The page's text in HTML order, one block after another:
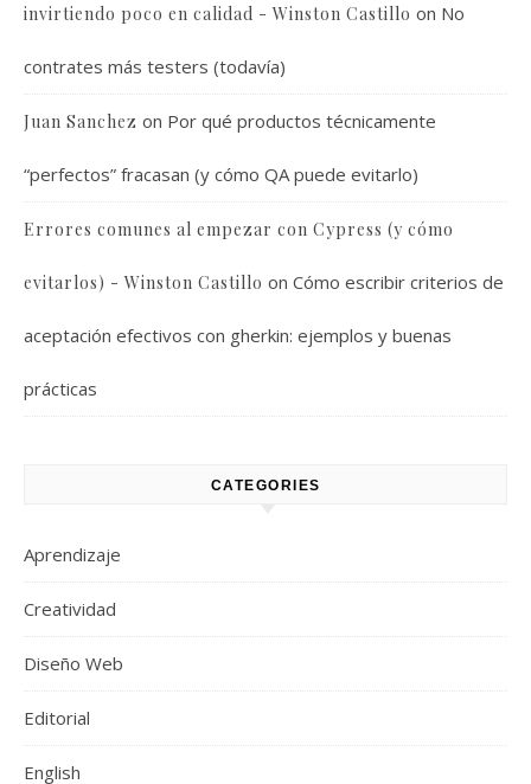
invirtiendo poco en calidad - Winston Castillo on No
contrates más testers (todavía)
Juan Sanchez on Por qué productos técnicamente
“perfectos” fracasan (y cómo QA puede evitarlo)
Errores comunes al empezar con Cypress (y cómo
evitarlos) - Winston Castillo on Cómo escribir criterios de
aceptación efectivos con gherkin: ejemplos y buenas
prácticas
CATEGORIES
Aprendizaje
Creatividad
Diseño Web
Editorial
English